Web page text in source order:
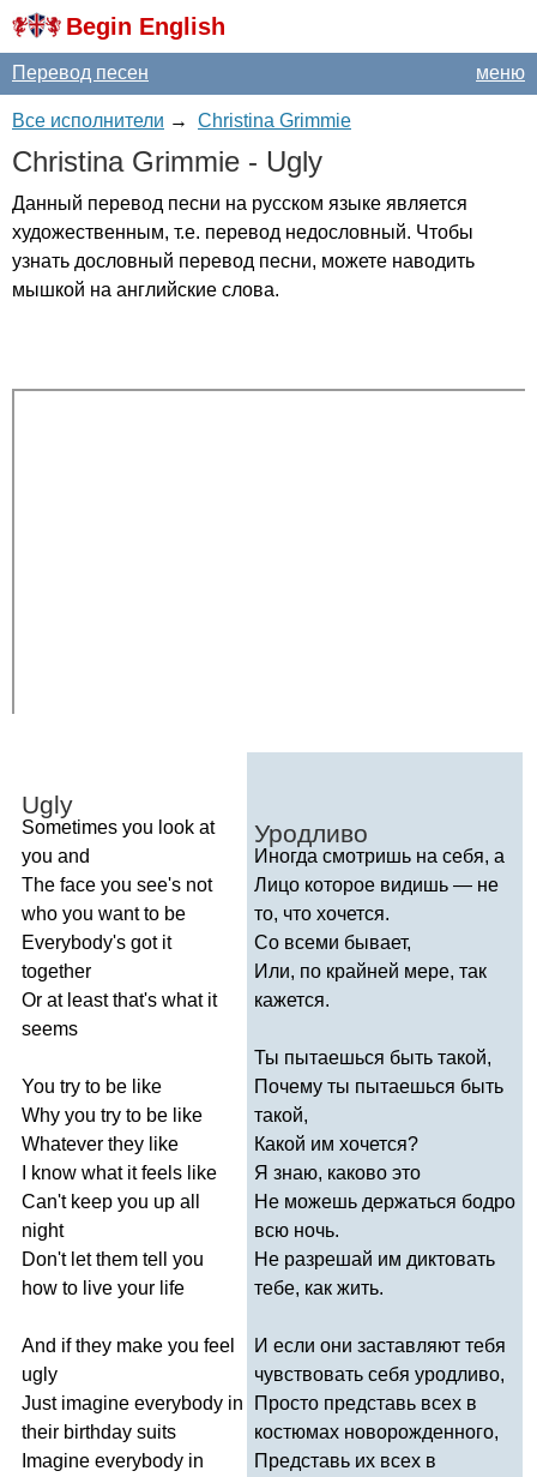
Begin English
меню
Перевод песен
Все исполнители → Christina Grimmie
Christina Grimmie - Ugly
Данный перевод песни на русском языке является
художественным, т.е. перевод недословный. Чтобы
узнать дословный перевод песни, можете наводить
мышкой на английские слова.
Ugly
Sometimes you look at
you and
The face you see's not
who you want to be
Everybody's got it
together
Or at least that's what it
seems
You try to be like
Why you try to be like
Whatever they like
know what it feels like
Can't keep you up all
night
Don't let them tell
you
how to live your life
And if they make you feel
ugly
Just imagine everybody in
their birthday suits
Imagine everybody in
Уродливо
Иногда смотришь на себя, а
Лицо которое видишь — не
то, что хочется.
Со всеми бывает,
Или, по крайней мере, так
кажется.
Ты пытаешься быть такой,
Почему ты пытаешься быть
такой,
Какой им хочется?
Я знаю, каково это
Не можешь держаться бодро
всю ночь.
Не разрешай им диктовать
тебе, как жить.
И если они заставляют тебя
чувствовать себя уродливо,
Просто представь всех в
костюмах новорожденного,
Представь их всех в